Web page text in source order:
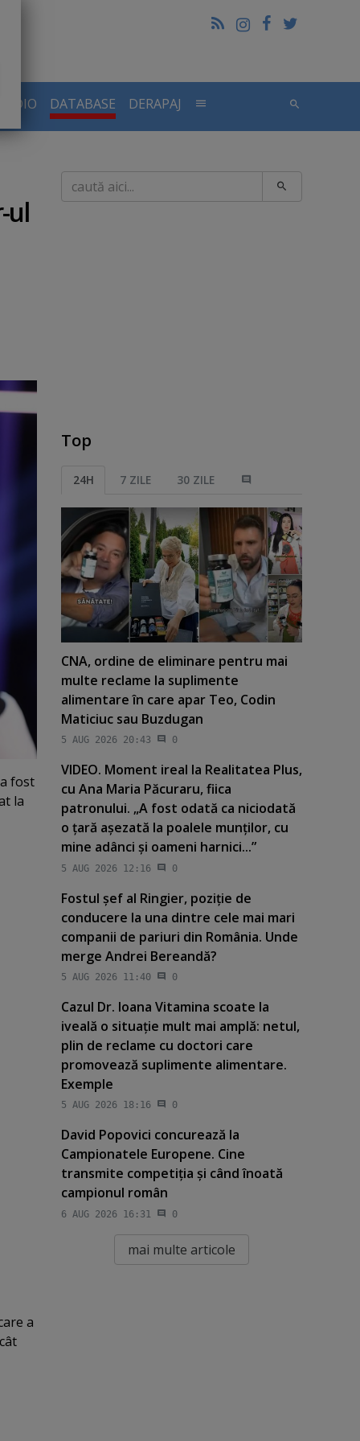
DATABASE DERAPAJ
ul
fost
la
a
Caută
Top
24H 7 ZILE 30 ZILE
CNA, ordine de eliminare pentru mai
multe reclame la suplimente
alimentare în care apar Teo, Codin
Maticiuc sau Buzdugan
5 AUG 2026 20:43 0
VIDEO. Moment ireal la Realitatea Plus,
cu Ana Maria Păcuraru, fiica
patronului. „A fost odată ca niciodată
o ţară aşezată la poalele munţilor, cu
mine adânci şi oameni harnici...”
5 AUG 2026 12:16 0
Fostul şef al Ringier, poziţie de
conducere la una dintre cele mai mari
companii de pariuri din România. Unde
merge Andrei Bereandă?
5 AUG 2026 11:40 0
Cazul Dr. Ioana Vitamina scoate la
iveală o situaţie mult mai amplă: netul,
plin de reclame cu doctori care
promovează suplimente alimentare.
Exemple
5 AUG 2026 18:16 0
David Popovici concurează la
Campionatele Europene. Cine
transmite competiţia şi când înoată
campionul român
6 AUG 2026 16:31 0
mai multe articole